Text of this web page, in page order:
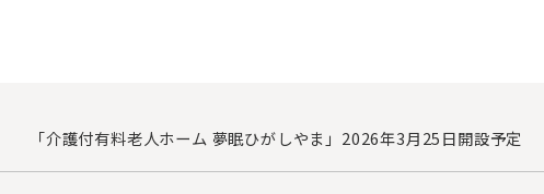
「介護付有料老人ホーム 夢眠ひがしやま」2026年3月25日開設予定